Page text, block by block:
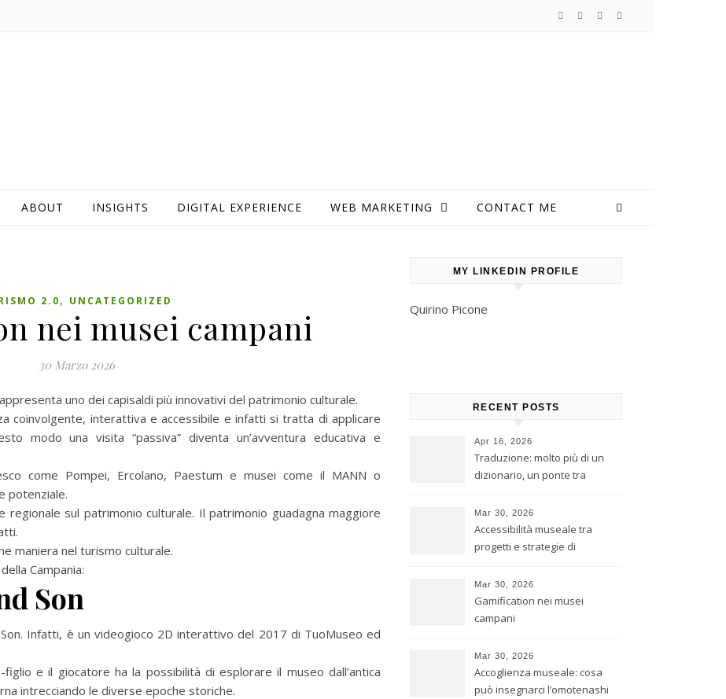
ABOUT INSIGHTS DIGITAL EXPERIENCE WEB MARKETING CONTACT ME
2.0, UNCATEGORIZED
nei musei campani
30 Marzo 2026
uno dei capisaldi più innovativi del patrimonio culturale.
coinvolgente, interattiva e accessibile e infatti si tratta di applicare
modo una visita “passiva” diventa un’avventura educativa e
come Pompei, Ercolano, Paestum e musei come il MANN o
potenziale.
regionale sul patrimonio culturale. Il patrimonio guadagna maggiore
maniera nel turismo culturale.
Campania:
Son
Infatti, è un videogioco 2D interattivo del 2017 di TuoMuseo ed
e il giocatore ha la possibilità di esplorare il museo dall’antica
intrecciando le diverse epoche storiche.
MY LINKEDIN PROFILE
Quirino Picone
RECENT POSTS
Apr 16, 2026
Traduzione: molto più di un
dizionario, un ponte tra
Mar 30, 2026
Accessibilità museale tra
progetti e strategie di
Mar 30, 2026
Gamification nei musei
campani
Mar 30, 2026
Accoglienza museale: cosa
può insegnarci l’omotenashi